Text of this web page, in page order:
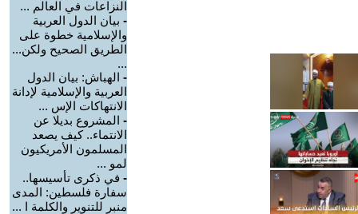
النزاعات في العالم ...
- بيان الدول العربية
والإسلامية خطوة على
الطريق الصحيح ولكن...
...
- الهباش: بيان الدول
العربية والإسلامية لإدانة
الانتهاكات الإس ...
- المشروع بديلا عن
الانتماء.. كيف يصعد
المسلمون الأمريكيون
لمو ...
- في ذكرى تأسيسها..
سفارة فلسطين: المدى
منبر للتنوير والكلمة ا ...